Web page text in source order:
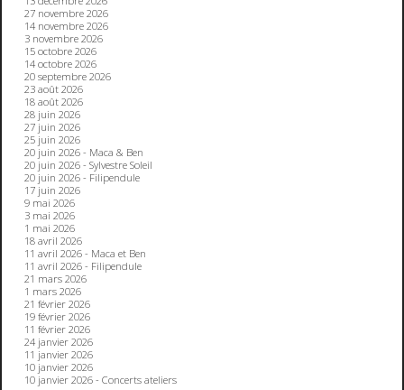
27 novembre 2026
14 novembre 2026
3 novembre 2026
15 octobre 2026
14 octobre 2026
20 septembre 2026
23 août 2026
18 août 2026
28 juin 2026
27 juin 2026
25 juin 2026
20 juin 2026 - Maca & Ben
20 juin 2026 - Sylvestre Soleil
20 juin 2026 - Filipendule
17 juin 2026
9 mai 2026
3 mai 2026
1 mai 2026
18 avril 2026
11 avril 2026 - Maca et Ben
11 avril 2026 - Filipendule
21 mars 2026
1 mars 2026
21 février 2026
19 février 2026
11 février 2026
24 janvier 2026
11 janvier 2026
10 janvier 2026
10 janvier 2026 - Concerts ateliers